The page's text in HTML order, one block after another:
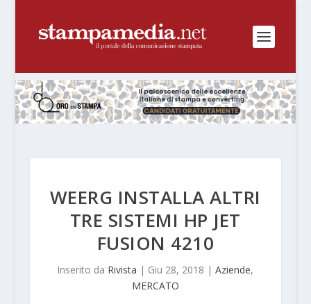
WEERG INSTALLA ALTRI
TRE SISTEMI HP JET
FUSION 4210
Inserito da Rivista | Giu 28, 2018 |Aziende,
MERCATO